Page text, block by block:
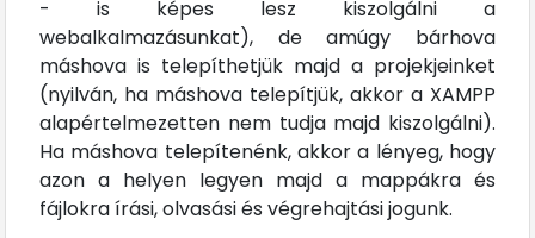
- is képes lesz kiszolgálni a
webalkalmazásunkat), de amúgy bárhova
máshova is telepíthetjük majd a projekjeinket
(nyilván, ha máshova telepítjük, akkor a XAMPP
alapértelmezetten nem tudja majd kiszolgálni).
Ha máshova telepítenénk, akkor a lényeg, hogy
azon a helyen legyen majd a mappákra és
fájlokra írási, olvasási és végrehajtási jogunk.